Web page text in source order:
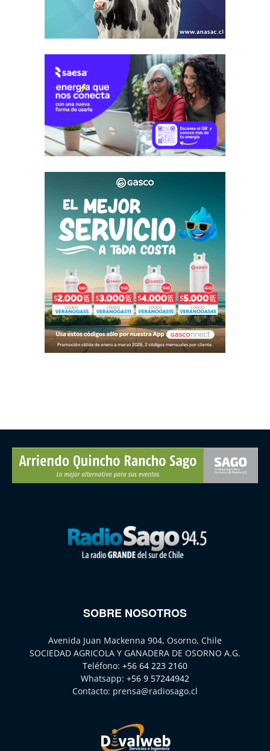
SOBRE NOSOTROS
Avenida Juan Mackenna 904, Osorno, Chile
SOCIEDAD AGRICOLA Y GANADERA DE OSORNO A.G.
Teléfono: +56 64 223 2160
Whatsapp: +56 9 57244942
Contacto: prensa@radiosago.cl